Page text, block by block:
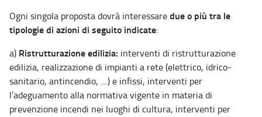
Ogni singola proposta dovrà interessaredue o più tra le
tipologie di azioni di seguito indicate:
a) Ristrutturazione edilizia: interventi di ristrutturazione
edilizia, realizzazione di impianti a rete (elettrico, idrico-
sanitario, antincendio, …) e infissi, interventi per
l’adeguamento alla normativa vigente in materia di
prevenzione incendi nei luoghi di cultura, interventi per